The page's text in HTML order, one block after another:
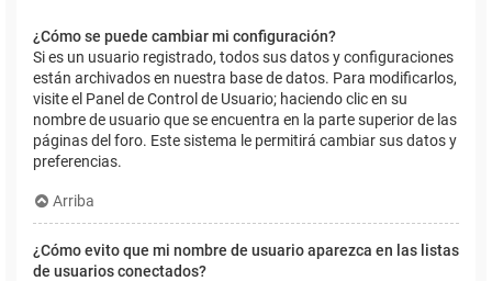
¿Cómo se puede cambiar mi configuración?
Si es un usuario registrado, todos sus datos y configuraciones
están archivados en nuestra base de datos. Para modificarlos,
visite el Panel de Control de Usuario; haciendo clic en su
nombre de usuario que se encuentra en la parte superior de las
páginas del foro. Este sistema le permitirá cambiar sus datos y
preferencias.
Arriba
¿Cómo evito que mi nombre de usuario aparezca en las listas
de usuarios conectados?